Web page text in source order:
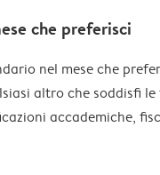
che preferisci
nel mese che
altro che soddisfi le
accademiche,